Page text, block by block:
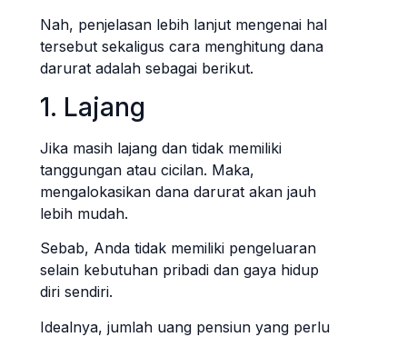
Nah, penjelasan lebih lanjut mengenai hal
tersebut sekaligus cara menghitung dana
darurat adalah sebagai berikut.
1. Lajang
Jika masih lajang dan tidak memiliki
tanggungan atau cicilan. Maka,
mengalokasikan dana darurat akan jauh
lebih mudah.
Sebab, Anda tidak memiliki pengeluaran
selain kebutuhan pribadi dan gaya hidup
diri sendiri.
Idealnya, jumlah uang pensiun yang perlu